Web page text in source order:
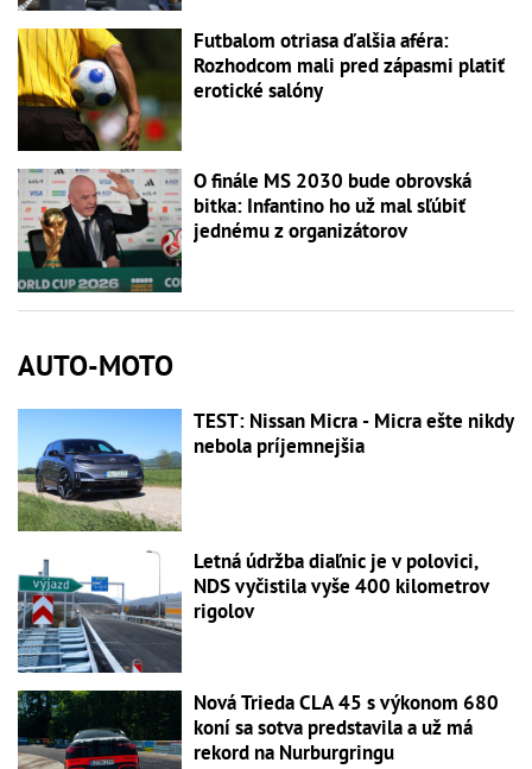
Futbalom otriasa ďalšia aféra:
Rozhodcom mali pred zápasmi platiť
erotické salóny
O finále MS 2030 bude obrovská
bitka: Infantino ho už mal sľúbiť
jednému z organizátorov
AUTO-MOTO
TEST: Nissan Micra - Micra ešte nikdy
nebola príjemnejšia
Letná údržba diaľnic je v polovici,
NDS vyčistila vyše 400 kilometrov
rigolov
Nová Trieda CLA 45 s výkonom 680
koní sa sotva predstavila a už má
rekord na Nurburgringu